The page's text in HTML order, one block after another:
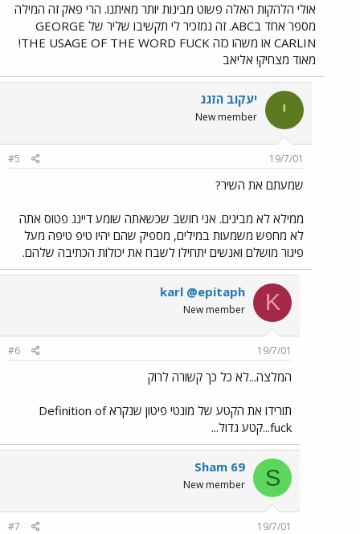
אולי הלהקות האלה פשוט מבינות יותר מאיתנו. הרי פאק זה המילה
מספר אחד בABC. זה נמזכיר לי תקשיבו שליר של GEORGE
CARLIN או משהו כזה THE USAGE OF THE WORD FUCK!
מאוד מצחיק! אליאב
י יעקוב הזגג
New member
19/7/01
#5
שמעתם את השיר?
ממילא לא מבינים. אני חושב שכשאתה שומע דיינג פטוס אתה
לא מחפש משמעות במילים, מספיק שהם יהיו טיפ טיפה מעל
פיגור מושלם ואנשים יתחילו לשבח את יכולות הכתיבה שלהם.
K
karl @epitaph
New member
19/7/01
#6
המלצה...לא כל כך קשורה לרוק
תורידו את הקטע של מונטי פיטון שנקרא Definition of
fuck...קטע גדול...
S
Sham 69
New member
19/7/01
#7